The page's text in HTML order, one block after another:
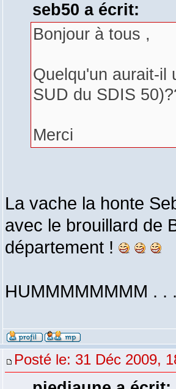
seb50 a écrit:
Bonjour à tous ,
Quelqu'un aurait-il
SUD du SDIS
Merci
La vache la honte
avec le brouillard de
département !
HUMMMMMMMM .
Posté le: 31 Déc 2009,